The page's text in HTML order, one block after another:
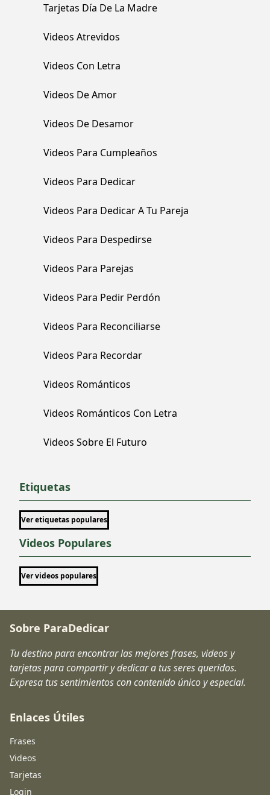
Tarjetas Día De La Madre
Videos Atrevidos
Videos Con Letra
Videos De Amor
Videos De Desamor
Videos Para Cumpleaños
Videos Para Dedicar
Videos Para Dedicar A Tu Pareja
Videos Para Despedirse
Videos Para Parejas
Videos Para Pedir Perdón
Videos Para Reconciliarse
Videos Para Recordar
Videos Románticos
Videos Románticos Con Letra
Videos Sobre El Futuro
Etiquetas
Ver etiquetas populares
Videos Populares
Ver videos populares
Sobre ParaDedicar
Tu destino para encontrar las mejores frases, videos y
tarjetas para compartir y dedicar a tus seres queridos.
Expresa tus sentimientos con contenido único y especial.
Enlaces Útiles
Frases
Videos
Tarjetas
Login